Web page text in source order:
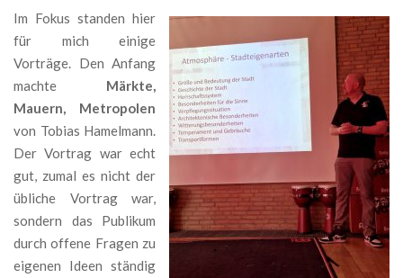
Im Fokus standen hier
für mich einige
Vorträge. Den Anfang
machte Märkte,
Mauern, Metropolen
von Tobias Hamelmann.
Der Vortrag war echt
gut, zumal es nicht der
übliche Vortrag war,
sondern das Publikum
durch offene Fragen zu
eigenen Ideen ständig